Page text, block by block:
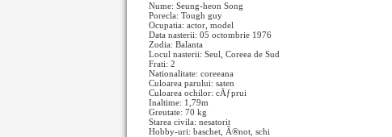
Nume: Seung-heon Song
Porecla: Tough guy
Ocupatia: actor, model
Data nasterii: 05 octombrie 1976
Zodia: Balanta
Locul nasterii: Seul, Coreea de Sud
Frati: 2
Nationalitate: coreeana
Culoarea parului: saten
Culoarea ochilor: cÄƒprui
Inaltime: 1,79m
Greutate: 70 kg
Starea civila: nesatorit
Hobby-uri: baschet, Ã®not, schi